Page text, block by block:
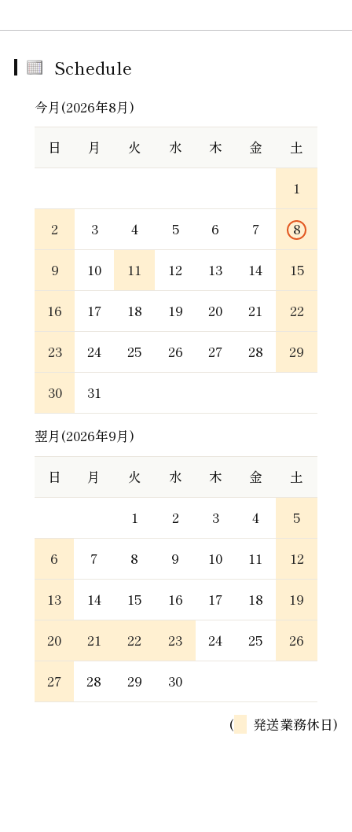
Schedule
今月(2026年8月)
日 月 火 水 木 金 土
1
2 3 4 5 6 7 8
9 10 11 12 13 14 15
16 17 18 19 20 21 22
23 24 25 26 27 28 29
30 31
翌月(2026年9月)
日 月 火 水 木 金 土
1 2 3 4 5
6 7 8 9 10 11 12
13 14 15 16 17 18 19
20 21 22 23 24 25 26
27 28 29 30
( 発送業務休日)